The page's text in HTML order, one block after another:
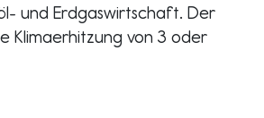
und Erdgaswirtschaft. Der
Klimaerhitzung von 3 oder